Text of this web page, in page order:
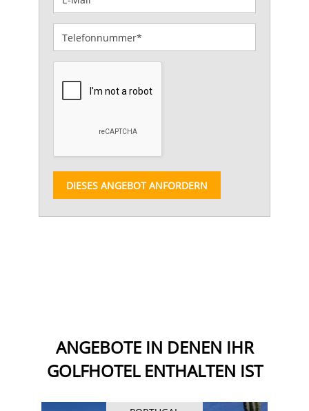
DIESES ANGEBOT ANFORDERN
ANGEBOTE IN DENEN IHR
GOLFHOTEL ENTHALTEN IST